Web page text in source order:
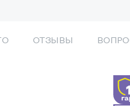
ОТЗЫВЫ